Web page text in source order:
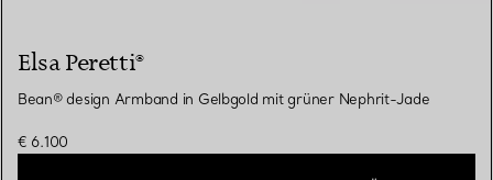
Elsa Peretti®
Bean® design Armband in Gelbgold mit grüner Nephrit-Jade
€ 6.100